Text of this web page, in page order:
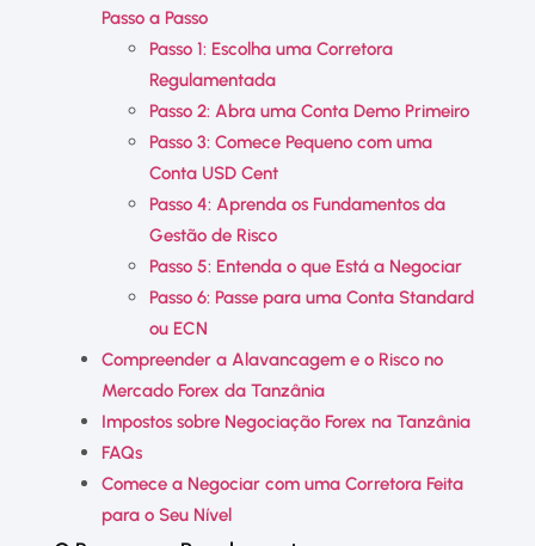
Passo a Passo
Passo 1: Escolha uma Corretora
Regulamentada
Passo 2: Abra uma Conta Demo Primeiro
Passo 3: Comece Pequeno com uma
Conta USD Cent
Passo 4: Aprenda os Fundamentos da
Gestão de Risco
Passo 5: Entenda o que Está a Negociar
Passo 6: Passe para uma Conta Standard
ou ECN
Compreender a Alavancagem e o Risco no
Mercado Forex da Tanzânia
Impostos sobre Negociação Forex na Tanzânia
FAQs
Comece a Negociar com uma Corretora Feita
para o Seu Nível